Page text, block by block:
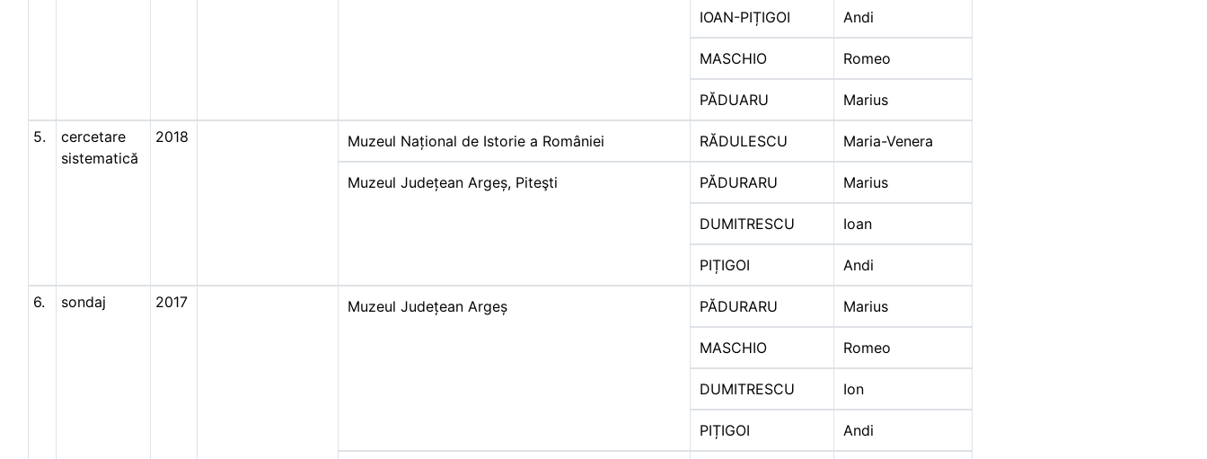
IOAN-PIȚIGOI Andi
MASCHIO Romeo
PĂDUARU Marius
5.
cercetare
sistematică
2018 Muzeul Național de Istorie a României RĂDULESCU Maria-Venera
Muzeul Județean Argeș, Piteşti PĂDURARU Marius
DUMITRESCU Ioan
PIȚIGOI Andi
6. sondaj 2017 Muzeul Județean Argeș PĂDURARU Marius
MASCHIO Romeo
DUMITRESCU Ion
PIȚIGOI Andi